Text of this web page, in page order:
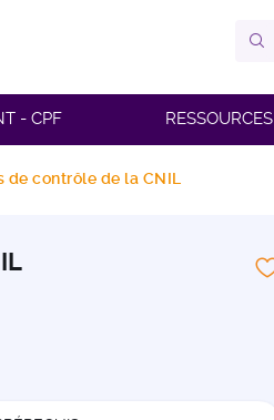
- CPF RESSOURCES
de contrôle de la CNIL